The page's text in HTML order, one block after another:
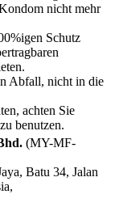
nicht mehr
Schutz
Abfall, nicht in die
achten Sie
benutzen.
(MY-MF-
Batu 34, Jalan